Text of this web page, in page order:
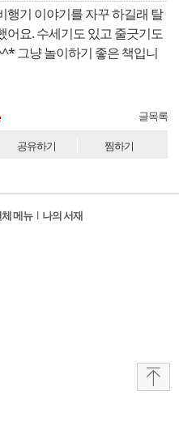
행기 이야기를 자꾸 하길래 탈
어요. 수세기도 있고 줄긋기도
그냥 놀이하기 좋은 책입니
글목록
공유하기 찜하기
메뉴 l 나의 서재